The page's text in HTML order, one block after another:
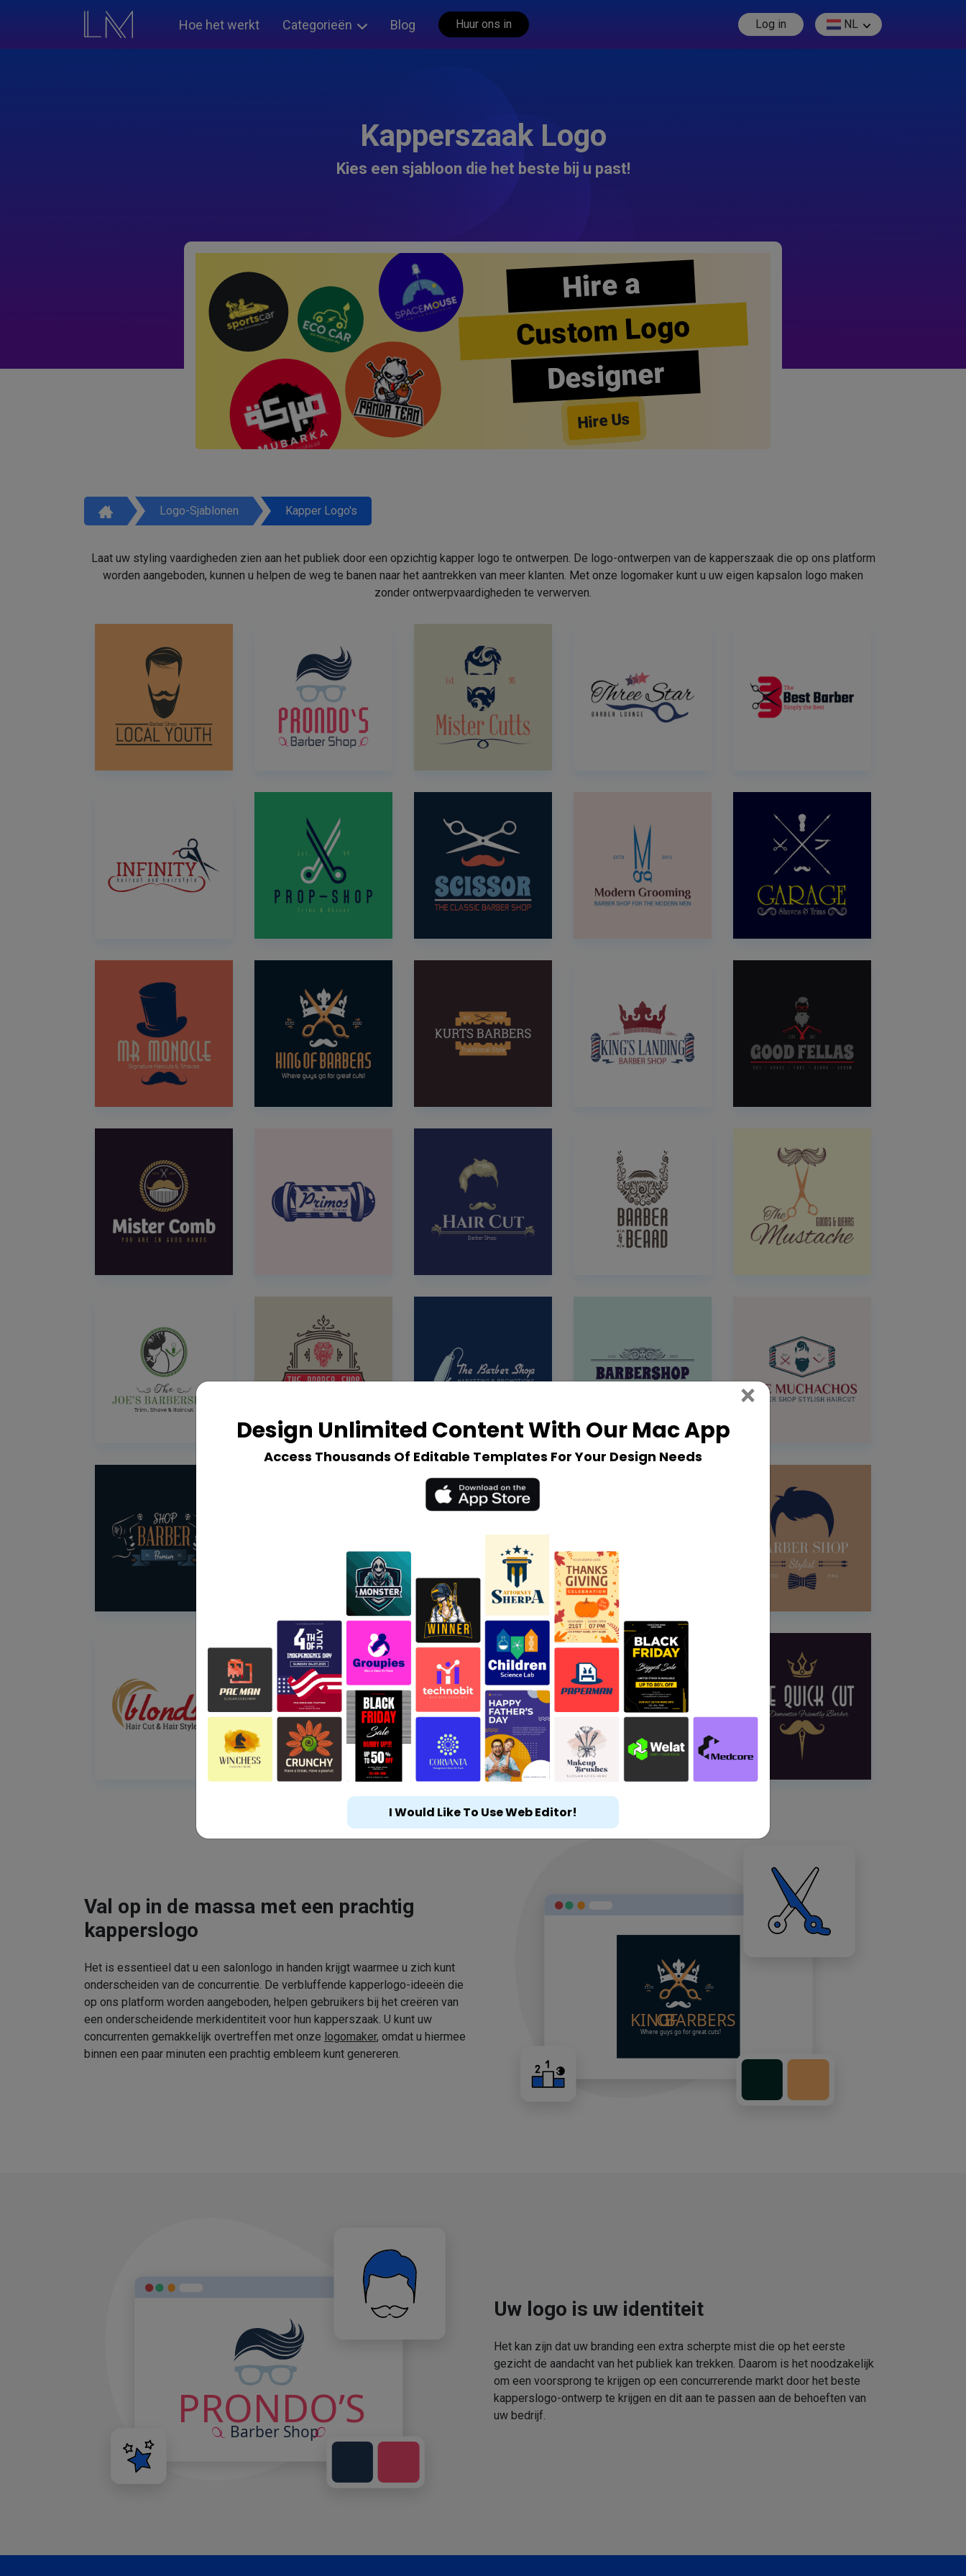
Hoe het werkt Categorieën Blog Huur ons in Log in NL
Kapperszaak Logo
Kies een sjabloon die het beste bij u past!
Hire a
Custom Logo
Designer
Hire Us
Logo-Sjablonen Kapper Logo's
Laat uw styling vaardigheden zien aan het publiek door een opzichtig kapper logo te ontwerpen. De logo-ontwerpen van de kapperszaak die op ons platform
worden aangeboden, kunnen u helpen de weg te banen naar het aantrekken van meer klanten. Met onze logomaker kunt u uw eigen kapsalon logo maken
zonder ontwerpvaardigheden te verwerven.
Val op in de massa met een prachtig
kapperslogo
Het is essentieel dat u een salonlogo in handen krijgt waarmee u zich kunt
onderscheiden van de concurrentie. De verbluffende kapperlogo-ideeën die
op ons platform worden aangeboden, helpen gebruikers bij het creëren van
een onderscheidende merkidentiteit voor hun kapperszaak. U kunt uw
concurrenten gemakkelijk overtreffen met onze logomaker, omdat u hiermee
binnen een paar minuten een prachtig embleem kunt genereren.
Uw logo is uw identiteit
Het kan zijn dat uw branding een extra scherpte mist die op het eerste
gezicht de aandacht van het publiek kan trekken. Daarom is het noodzakelijk
om een voorsprong te krijgen op een concurrerende markt door het beste
kapperslogo-ontwerp te krijgen en dit aan te passen aan de behoeften van
uw bedrijf.
Design Unlimited Content With Our Mac App
Access Thousands Of Editable Templates For Your Design Needs
× Close
I Would Like To Use Web Editor!